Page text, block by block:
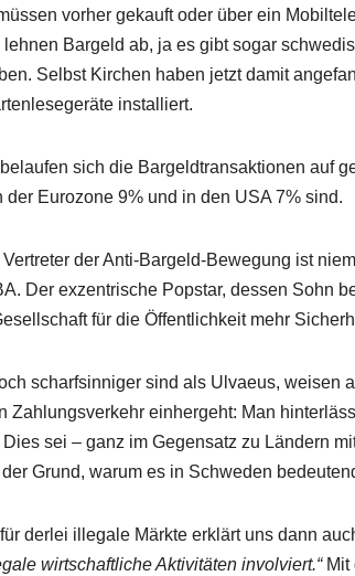
vorher gekauft oder über ein
lehnen Bargeld ab, ja es gibt sogar
Selbst Kirchen haben jetzt damit
installiert.
sich die Bargeldtransaktionen auf
der Eurozone 9% und in den USA 7% sind.
Vertreter der Anti-Bargeld-Bewegung ist
Der exzentrische Popstar, dessen Sohn
für die Öffentlichkeit mehr
scharfsinniger sind als Ulvaeus, weisen
Zahlungsverkehr einhergeht: Man
sei – ganz im Gegensatz zu Ländern
der Grund, warum es in Schweden
derlei illegale Märkte erklärt uns dann
wirtschaftliche Aktivitäten involviert.“Mit